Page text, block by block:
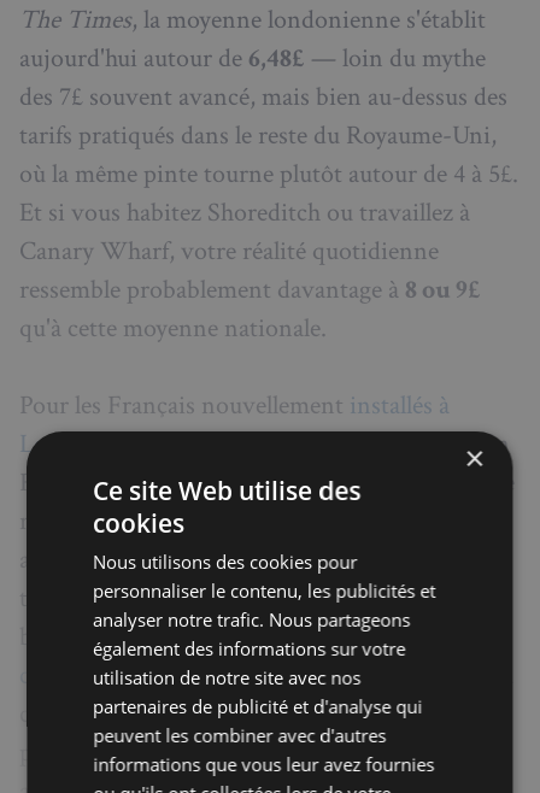
The Times, la moyenne londonienne s'établit
aujourd'hui autour de 6,48£ — loin du mythe
des 7£ souvent avancé, mais bien au-dessus des
tarifs pratiqués dans le reste du Royaume-Uni,
où la même pinte tourne plutôt autour de 4 à 5£.
Et si vous habitez Shoreditch ou travaillez à
Canary Wharf, votre réalité quotidienne
ressemble probablement davantage à 8 ou 9£
qu'à cette moyenne nationale.
Pour les Français nouvellement installés à
Londres
, ce choc culturel est souvent brutal. En
France, une bière en terrasse parisienne dépasse
rarement 6 à 7€ — et encore, c'est dans les
arrondissements les plus chers. À Londres, ce
tarif est devenu la norme dans les quartiers
banals. Comme nous l'analysions dans
comparatif du coût de la vie Londres vs Paris
capitale britannique surclasse Paris sur
pratiquement tous les postes de dépenses liées
×
Ce site Web utilise des
cookies
Nous utilisons des cookies pour
personnaliser le contenu, les publicités et
analyser notre trafic. Nous partageons
également des informations sur votre
utilisation de notre site avec nos
partenaires de publicité et d'analyse qui
peuvent les combiner avec d'autres
informations que vous leur avez fournies